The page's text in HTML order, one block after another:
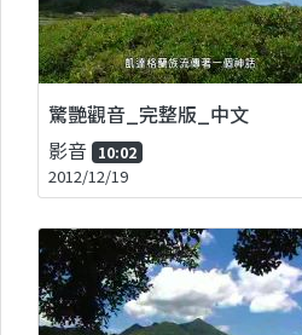
驚艷觀音_完整版_中文
影音 10:02
2012/12/19